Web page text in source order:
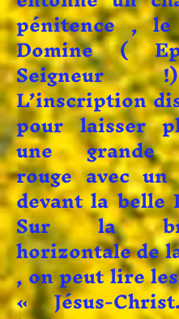
pénitence , le
Domine (
L’inscription
pour laisser
une grande
rouge avec
devant la belle
Sur la
horizontale de
, on peut lire
« Jésus-